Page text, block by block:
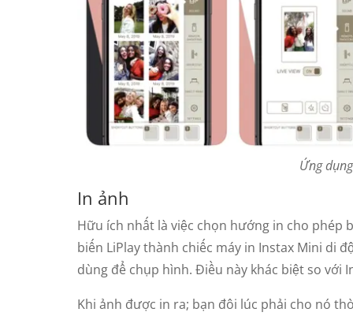
Ứng
In ảnh
Hữu ích nhất là việc chọn hướng in cho
biến LiPlay thành chiếc máy in Instax Mini di
dùng để chụp hình. Điều này khác biệt so với
Khi ảnh được in ra; bạn đôi lúc phải cho nó